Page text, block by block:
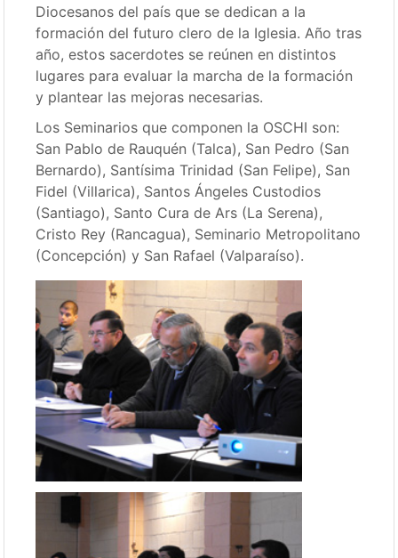
Diocesanos del país que se dedican a la
formación del futuro clero de la Iglesia. Año tras
año, estos sacerdotes se reúnen en distintos
lugares para evaluar la marcha de la formación
y plantear las mejoras necesarias.
Los Seminarios que componen la OSCHI son:
San Pablo de Rauquén (Talca), San Pedro (San
Bernardo), Santísima Trinidad (San Felipe), San
Fidel (Villarica), Santos Ángeles Custodios
(Santiago), Santo Cura de Ars (La Serena),
Cristo Rey (Rancagua), Seminario Metropolitano
(Concepción) y San Rafael (Valparaíso).